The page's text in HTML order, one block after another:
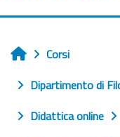
Home
Corsi
Dipartimento di
Didattica online